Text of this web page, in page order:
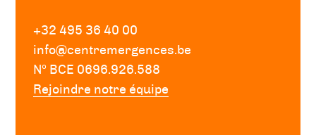
+32 495 36 40 00
info@centremergences.be
Nº BCE 0696.926.588
Rejoindre notre équipe